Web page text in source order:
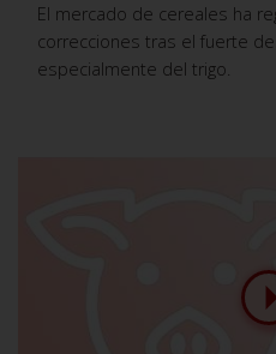
El mercado de cereales ha
correcciones tras el fuerte
especialmente del trigo.